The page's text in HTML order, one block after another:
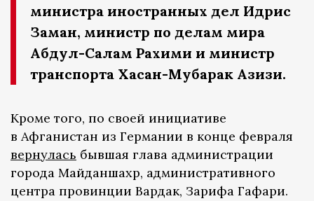
министра иностранных дел Идрис
Заман, министр по делам мира
Абдул-Салам Рахими и министр
транспорта Хасан-Мубарак Азизи.
Кроме того, по своей инициативе
в Афганистан из Германии в конце февраля
вернулась бывшая глава администрации
города Майданшахр, административного
центра провинции Вардак, Зарифа Гафари.